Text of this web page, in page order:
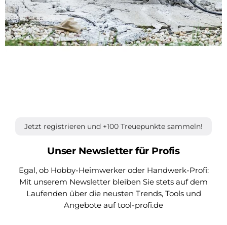
Jetzt registrieren und +100 Treuepunkte sammeln!
Unser Newsletter für Profis
Egal, ob Hobby-Heimwerker oder Handwerk-Profi:
Mit unserem Newsletter bleiben Sie stets auf dem
Laufenden über die neusten Trends, Tools und
Angebote auf tool-profi.de